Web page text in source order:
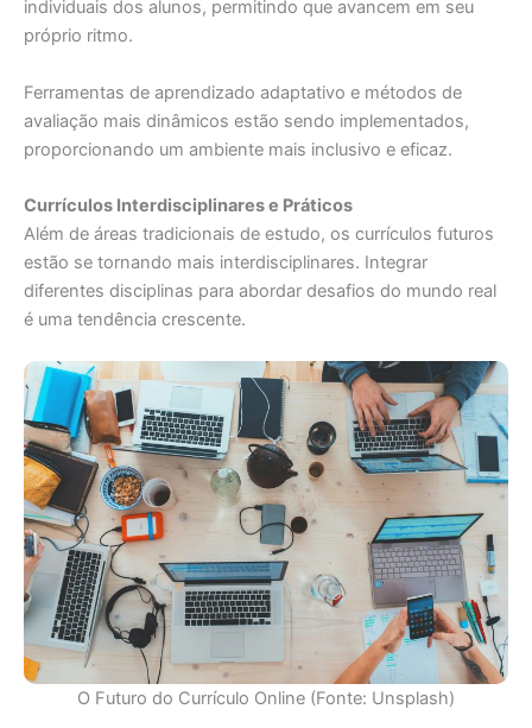
individuais dos alunos, permitindo que avancem em seu
próprio ritmo.
Ferramentas de aprendizado adaptativo e métodos de
avaliação mais dinâmicos estão sendo implementados,
proporcionando um ambiente mais inclusivo e eficaz.
Currículos Interdisciplinares e Práticos
Além de áreas tradicionais de estudo, os currículos futuros
estão se tornando mais interdisciplinares. Integrar
diferentes disciplinas para abordar desafios do mundo real
é uma tendência crescente.
O Futuro do Currículo Online (Fonte: Unsplash)